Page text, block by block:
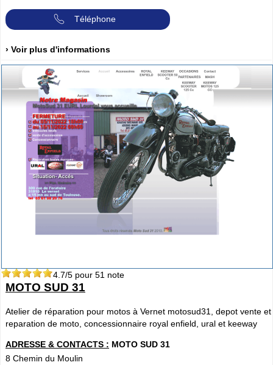
Téléphone
› Voir plus d'informations
4.7/5 pour 51 note
MOTO SUD 31
Atelier de réparation pour motos à Vernet motosud31, depot vente et
reparation de moto, concessionnaire royal enfield, ural et keeway
ADRESSE & CONTACTS : MOTO SUD 31
8 Chemin du Moulin